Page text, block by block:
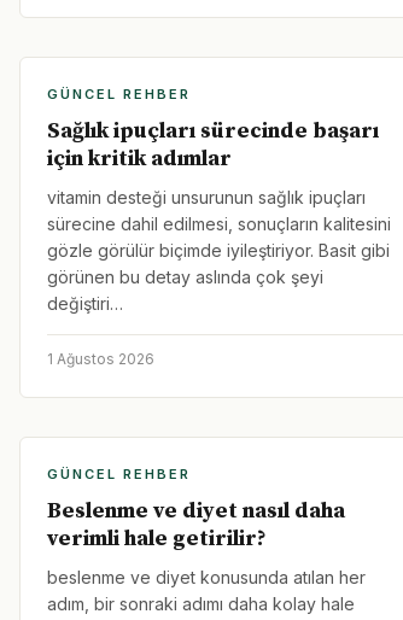
GÜNCEL REHBER
Sağlık ipuçları sürecinde başarı
için kritik adımlar
vitamin desteği unsurunun sağlık ipuçları
sürecine dahil edilmesi, sonuçların kalitesini
gözle görülür biçimde iyileştiriyor. Basit gibi
görünen bu detay aslında çok şeyi
değiştiri…
1 Ağustos 2026
GÜNCEL REHBER
Beslenme ve diyet nasıl daha
verimli hale getirilir?
beslenme ve diyet konusunda atılan her
adım, bir sonraki adımı daha kolay hale